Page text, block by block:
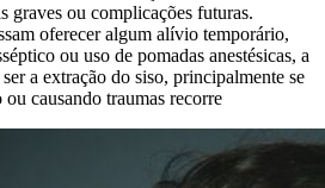
graves ou complicações futuras.
oferecer algum alívio temporário,
ou uso de pomadas anestésicas, a
a extração do siso, principalmente se
causando traumas recorre